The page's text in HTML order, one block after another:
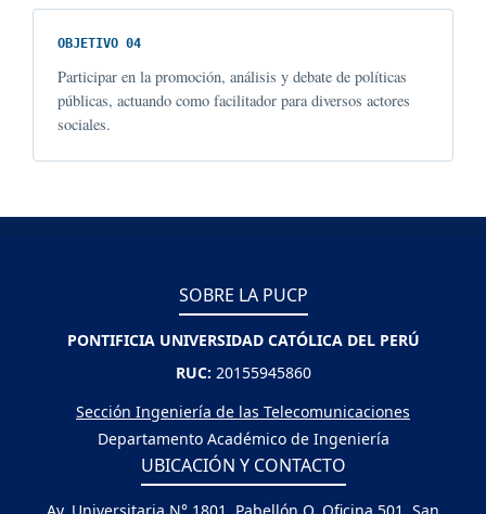
OBJETIVO 04
Participar en la promoción, análisis y debate de políticas
públicas, actuando como facilitador para diversos actores
sociales.
SOBRE LA PUCP
PONTIFICIA UNIVERSIDAD CATÓLICA DEL PERÚ
RUC: 20155945860
Sección Ingeniería de las Telecomunicaciones
Departamento Académico de Ingeniería
UBICACIÓN Y CONTACTO
Av. Universitaria N° 1801, Pabellón O, Oficina 501, San